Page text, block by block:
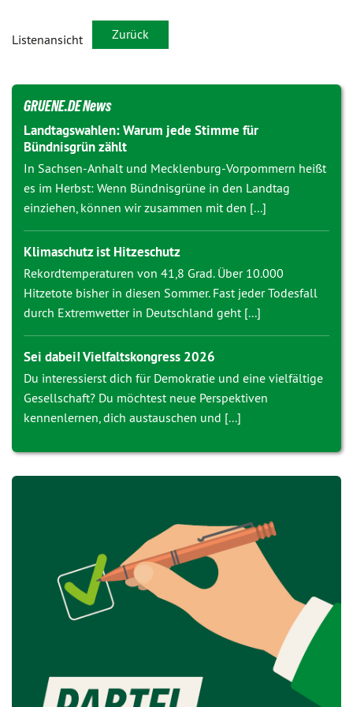
Listenansicht Zurück
GRUENE.DE News
Landtagswahlen: Warum jede Stimme für
Bündnisgrün zählt
In Sachsen-Anhalt und Mecklenburg-Vorpommern heißt
es im Herbst: Wenn Bündnisgrüne in den Landtag
einziehen, können wir zusammen mit den [...]
Klimaschutz ist Hitzeschutz
Rekordtemperaturen von 41,8 Grad. Über 10.000
Hitzetote bisher in diesen Sommer. Fast jeder Todesfall
durch Extremwetter in Deutschland geht [...]
Sei dabei! Vielfaltskongress 2026
Du interessierst dich für Demokratie und eine vielfältige
Gesellschaft? Du möchtest neue Perspektiven
kennenlernen, dich austauschen und [...]